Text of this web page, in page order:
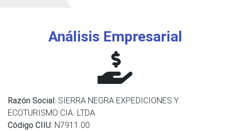
Análisis Empresarial
Razón Social: SIERRA NEGRA EXPEDICIONES Y
ECOTURISMO CIA. LTDA
Código CIIU: N7911.00